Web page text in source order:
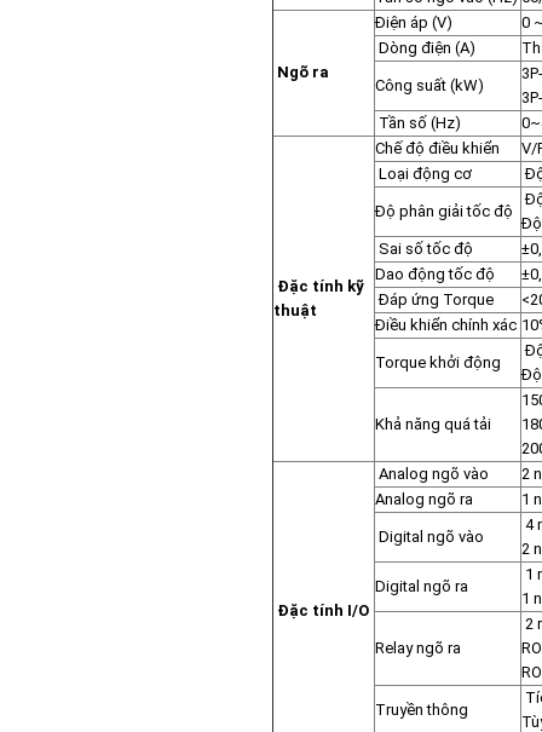
Ngõ ra
Điện áp (V)
0
Dòng điện (A)
Công suất (kW)
Tần số (Hz)
Đặc tính kỹ
thuật
Chế độ điều khiển
V/
Loại động cơ
Độ phân giải tốc độ
Sai số tốc độ
Dao động tốc độ
Đáp ứng Torque
Điều khiển chính xác
Torque khởi động
Khả năng quá tải
Đặc tính I/O
Analog ngõ vào
2
Analog ngõ ra
1
Digital ngõ vào
4
2
Digital ngõ ra
1
1
Relay ngõ ra
2
Truyền thông